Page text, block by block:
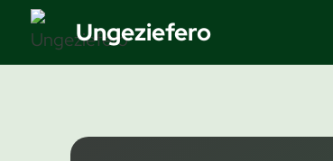
Zum
Inhalt
Ungeziefero